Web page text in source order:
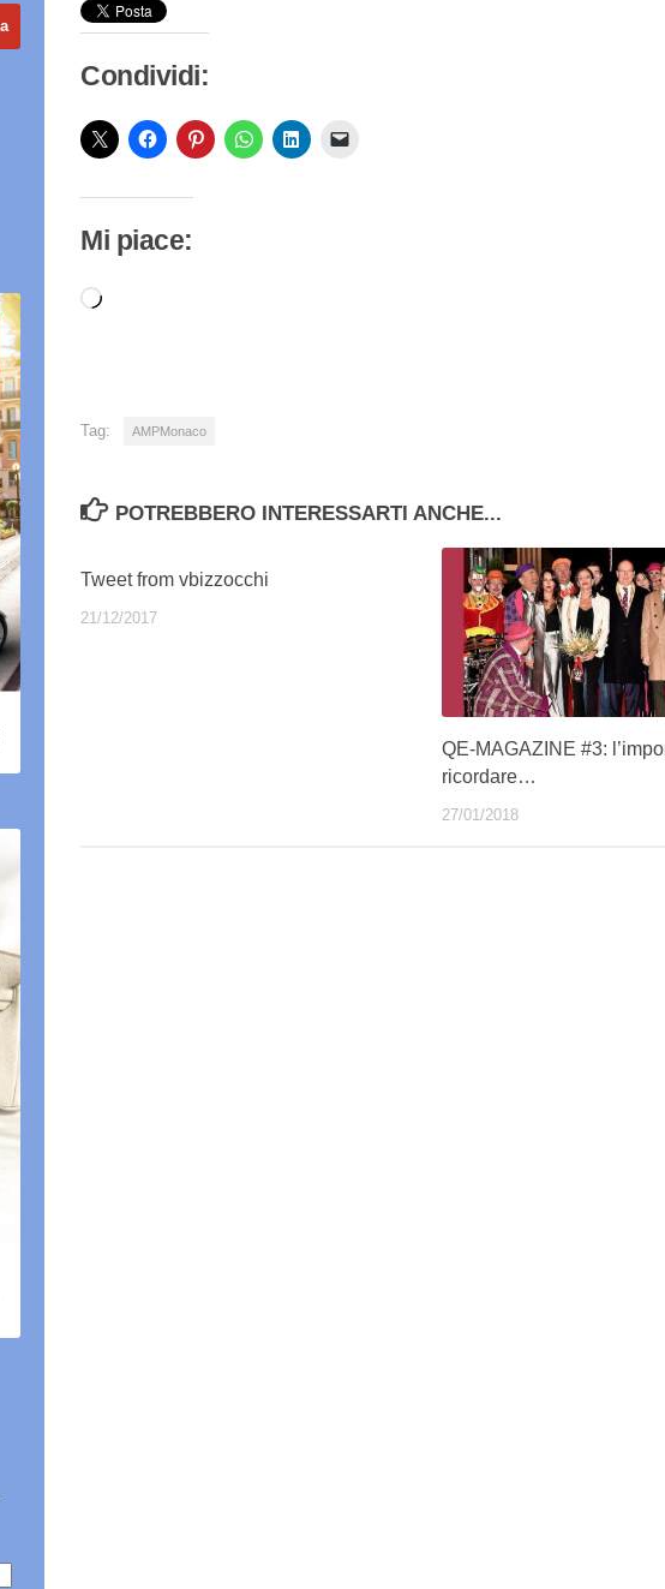
Condividi:
Mi piace:
Caricamento
Tag: AMPMonaco
POTREBBERO INTERESSARTI ANCHE...
Tweet from vbizzocchi
21/12/2017
QE-MAGAZINE #3:
ricordare…
27/01/2018